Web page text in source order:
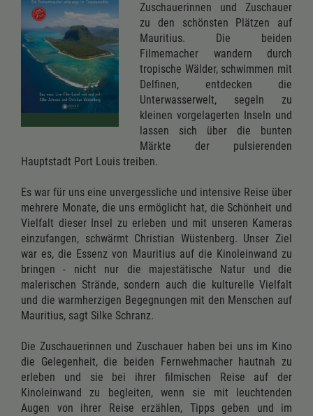
Zuschauerinnen und Zuschauer
zu den schönsten Plätzen auf
Mauritius. Die beiden
Filmemacher wandern durch
tropische Wälder, schwimmen mit
Delfinen, entdecken die
Unterwasserwelt, segeln zu
kleinen vorgelagerten Inseln und
lassen sich über die bunten
Märkte der pulsierenden
Hauptstadt Port Louis treiben.
Es war für uns eine unvergessliche und intensive Reise über
mehrere Monate, die uns ermöglicht hat, die Schönheit und
Vielfalt dieser Insel zu erleben und mit unseren Kameras
einzufangen, schwärmt Christian Wüstenberg. Unser Ziel
war es, die Essenz von Mauritius auf die Kinoleinwand zu
bringen - nicht nur die majestätische Natur und die
malerischen Strände, sondern auch die kulturelle Vielfalt
und die warmherzigen Begegnungen mit den Menschen auf
Mauritius, sagt Silke Schranz.
Die Zuschauerinnen und Zuschauer haben bei uns im Kino
die Gelegenheit, die beiden Fernwehmacher hautnah zu
erleben und sie bei ihrer filmischen Reise auf der
Kinoleinwand zu begleiten, wenn sie mit leuchtenden
Augen von ihrer Reise erzählen, Tipps geben und im